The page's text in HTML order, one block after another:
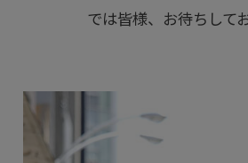
では皆様、お待ちして